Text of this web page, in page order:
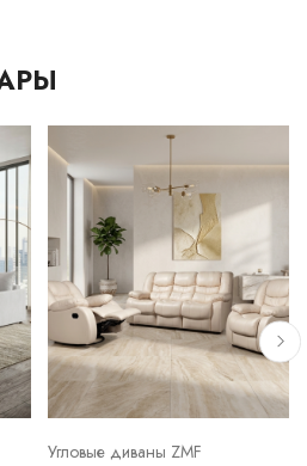
Угловые диваны ZMF